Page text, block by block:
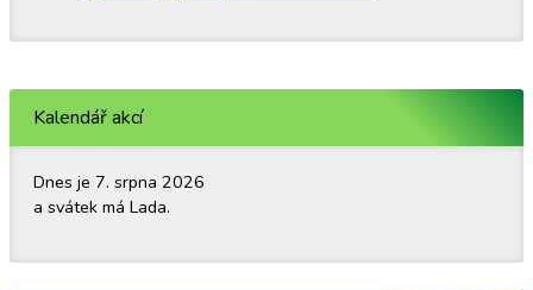
Kalendář akcí
Dnes je 7. srpna 2026
a svátek má Lada.